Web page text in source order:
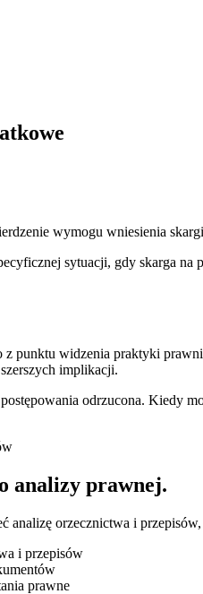
wymogu wniesienia
sytuacji, gdy skarga na
punktu widzenia praktyki
implikacji.
odrzucona. Kiedy
analizy prawnej.
analizę orzecznictwa i
i przepisów
prawne